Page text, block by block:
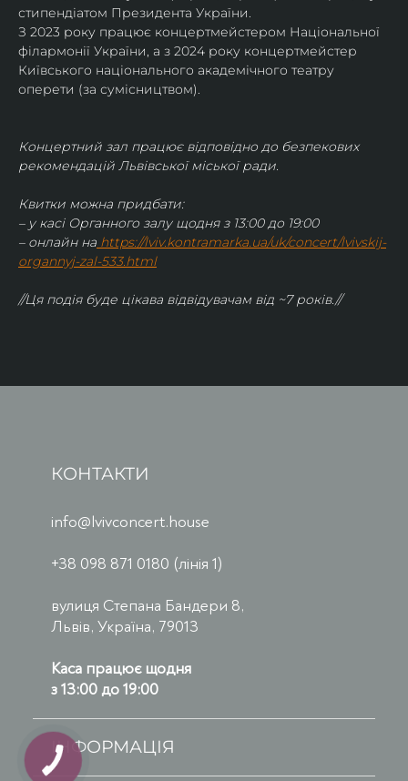
стипендіатом Президента України.
З 2023 року працює концертмейстером Національної
філармонії України, а з 2024 року концертмейстер
Київського національного академічного театру
оперети (за сумісництвом).
Концертний зал працює відповідно до безпекових
рекомендацій Львівської міської ради.
Квитки можна придбати:
– у касі Органного залу щодня з 13:00 до 19:00
– онлайн на https://lviv.kontramarka.ua/uk/concert/lvivskij-
organnyj-zal-533.html
//Ця подія буде цікава відвідувачам від ~7 років.//
КОНТАКТИ
info@lvivconcert.house
+38 098 871 0180 (лінія 1)
вулиця Степана Бандери 8,
Львів, Україна, 79013
Каса працює щодня
з 13:00 до 19:00
ІНФОРМАЦІЯ